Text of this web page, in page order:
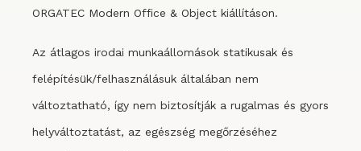
ORGATEC Modern Office & Object kiállításon.
Az átlagos irodai munkaállomások statikusak és
felépítésük/felhasználásuk általában nem
változtatható, így nem biztosítják a rugalmas és gyors
helyváltoztatást, az egészség megőrzéséhez